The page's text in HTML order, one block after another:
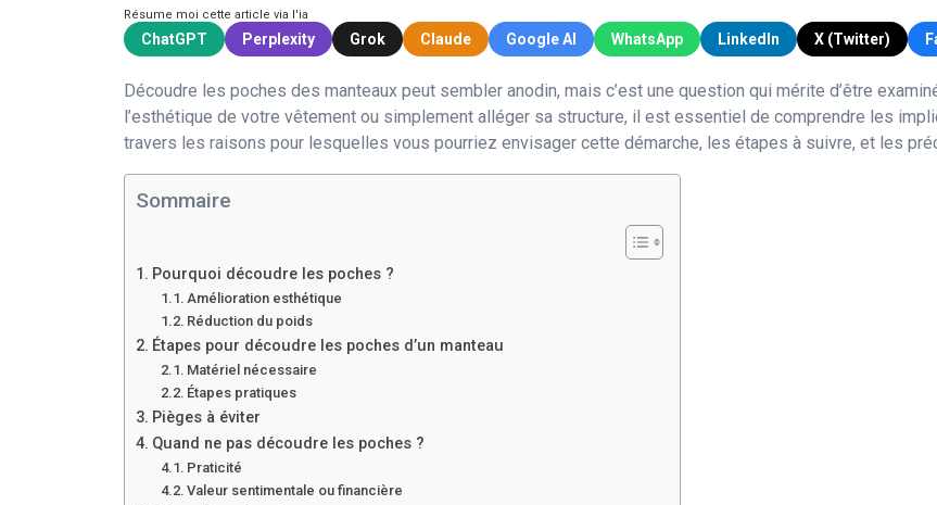
Résume moi cette article via l'ia
ChatGPT Perplexity Grok Claude Google AI WhatsApp LinkedIn X (Twitter)
Découdre les poches des manteaux peut sembler anodin, mais c’est une question qui mérite d’être
l’esthétique de votre vêtement ou simplement alléger sa structure, il est essentiel de comprendre les
travers les raisons pour lesquelles vous pourriez envisager cette démarche, les étapes à suivre, et les
Sommaire
Pourquoi découdre les poches ?
Amélioration esthétique
Réduction du poids
Étapes pour découdre les poches d’un manteau
Matériel nécessaire
Étapes pratiques
Pièges à éviter
Quand ne pas découdre les poches ?
Praticité
Valeur sentimentale ou financière